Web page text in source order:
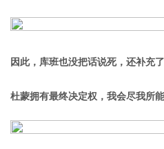
因此，库班也没把话说死，还补充
杜蒙拥有最终决定权，我会尽我所